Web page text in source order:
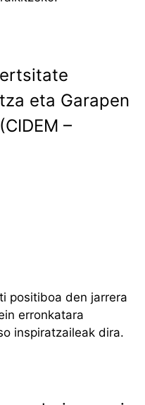
eta Garapen
–
positiboa den jarrera
erronkatara
inspiratzaileak dira.